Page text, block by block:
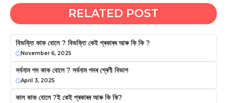
RELATED POST
বিভক্তি কাক বোলে ? বিভক্তি কেই প্ৰকাৰৰ আৰু কি কি ?
November 6, 2025
সর্বনাম পদ কাক বােলে ? সৰ্বনাম পদৰ শ্ৰেণী বিভাগ
April 3, 2025
কাল কাক বোলে ?ই কেই প্ৰকাৰৰ আৰু কি কি?